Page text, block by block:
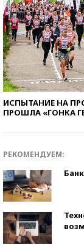
ИСПЫТАНИЕ НА
ПРОШЛА «ГОНКА
РЕКОМЕНДУЕМ: